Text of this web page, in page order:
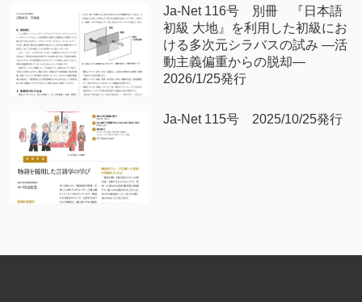
Ja-Net 116号 別冊 『日本語
初級 大地』を利用した初級にお
ける多次元シラバスの試み —活
動主義偏重からの脱却—
2026/1/25発行
Ja-Net 115号 2025/10/25発行